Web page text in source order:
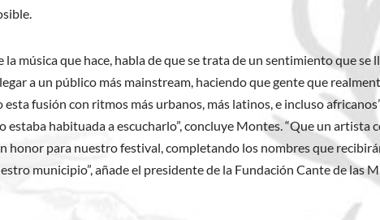
la música que hace, habla de que se trata de un sentimiento que se
a un público más mainstream, haciendo que gente que
fusión con ritmos más urbanos, más latinos, e incluso
habituada a escucharlo”, concluye Montes.“Que un artista
honor para nuestro festival, completando los nombres que
municipio”, añade el presidente de la Fundación Cante de las